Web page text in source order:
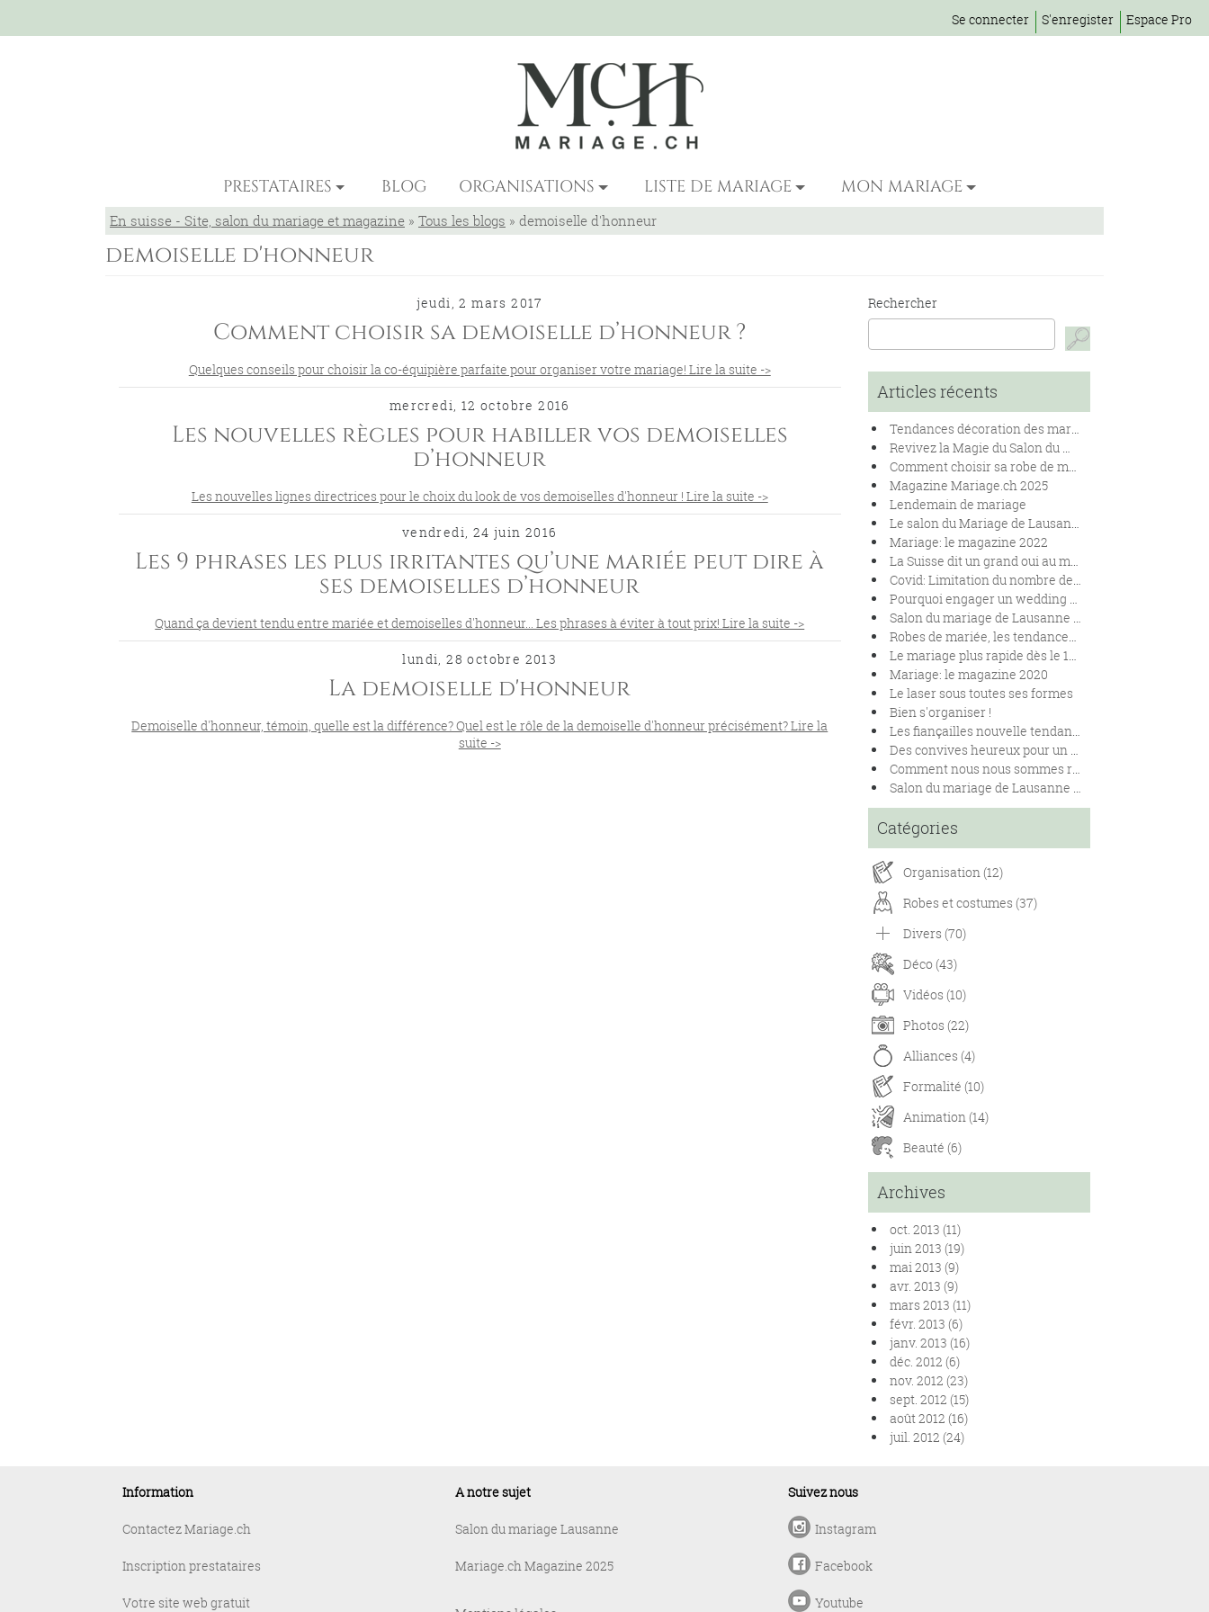
Se connecter S'enregister Espace Pro
PRESTATAIRES BLOG ORGANISATIONS LISTE DE MARIAGE MON MARIAGE
En suisse - Site, salon du mariage et magazine » Tous les blogs » demoiselle d'honneur
demoiselle d'honneur
jeudi, 2 mars 2017
Comment choisir sa demoiselle d’honneur ?
Quelques conseils pour choisir la co-équipière parfaite pour organiser votre mariage! Lire la suite ->
mercredi, 12 octobre 2016
Les nouvelles règles pour habiller vos demoiselles
d’honneur
Les nouvelles lignes directrices pour le choix du look de vos demoiselles d'honneur ! Lire la suite ->
vendredi, 24 juin 2016
Les 9 phrases les plus irritantes qu’une mariée peut dire à
ses demoiselles d’honneur
Quand ça devient tendu entre mariée et demoiselles d'honneur... Les phrases à éviter à tout prix! Lire la suite ->
lundi, 28 octobre 2013
La demoiselle d'honneur
Demoiselle d'honneur, témoin, quelle est la différence? Quel est le rôle de la demoiselle d'honneur précisément? Lire la
suite ->
Rechercher
Articles récents
Tendances décoration des mariages en 2025
Revivez la Magie du Salon du Mariage de Lausanne 2024
Comment choisir sa robe de mariées en fonction de sa morphologie.
Magazine Mariage.ch 2025
Lendemain de mariage
Le salon du Mariage de Lausanne se renouvelle !
Mariage: le magazine 2022
La Suisse dit un grand oui au mariage pour toutes et tous
Covid: Limitation du nombre de personnes lors des mariages
Pourquoi engager un wedding planner pour son mariage ?
Salon du mariage de Lausanne 2020
Robes de mariée, les tendances 2020
Le mariage plus rapide dès le 1er janvier 2020.
Mariage: le magazine 2020
Le laser sous toutes ses formes
Bien s'organiser !
Les fiançailles nouvelle tendance
Des convives heureux pour un banquet réussi
Comment nous nous sommes rencontrés !
Salon du mariage de Lausanne 2019
Catégories
Organisation (12)
Robes et costumes (37)
Divers (70)
Déco (43)
Vidéos (10)
Photos (22)
Alliances (4)
Formalité (10)
Animation (14)
Beauté (6)
Archives
oct. 2013 (11)
juin 2013 (19)
mai 2013 (9)
avr. 2013 (9)
mars 2013 (11)
févr. 2013 (6)
janv. 2013 (16)
déc. 2012 (6)
nov. 2012 (23)
sept. 2012 (15)
août 2012 (16)
juil. 2012 (24)
Information
Contactez Mariage.ch
Inscription prestataires
Votre site web gratuit
A notre sujet
Salon du mariage Lausanne
Mariage.ch Magazine 2025
Suivez nous
Instagram
Facebook
Youtube